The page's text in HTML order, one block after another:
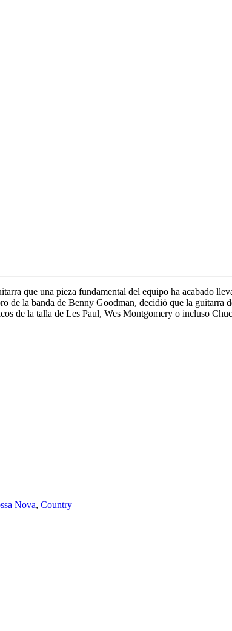
que una pieza fundamental del equipo ha acabado
de la banda de Benny Goodman, decidió que la guitarra
de la talla de Les Paul, Wes Montgomery o incluso
Nova, Country